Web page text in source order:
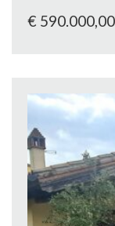
€ 590.000,00